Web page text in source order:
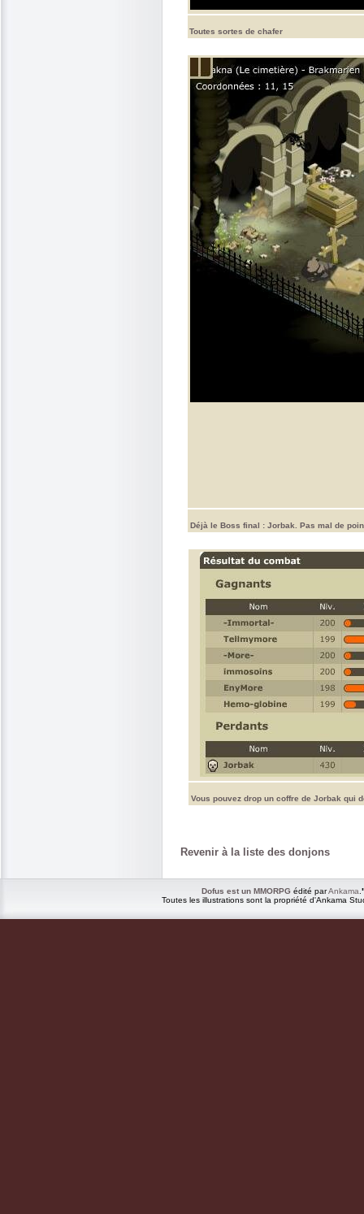
Toutes sortes de chafer
Déjà le Boss final : Jorbak. Pas mal de
Vous pouvez drop un coffre de Jorbak qui
Revenir à la liste des donjons
Dofus est un MMORPG édité parAnkama .
Toutes les illustrations sont la propriété d'Ankama